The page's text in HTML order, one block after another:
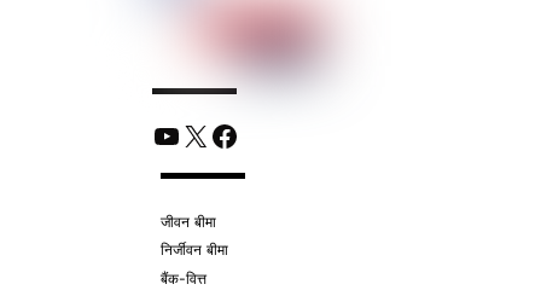
YouTube
X Facebook
जीवन बीमा
निर्जीवन बीमा
बैंक-वित्त